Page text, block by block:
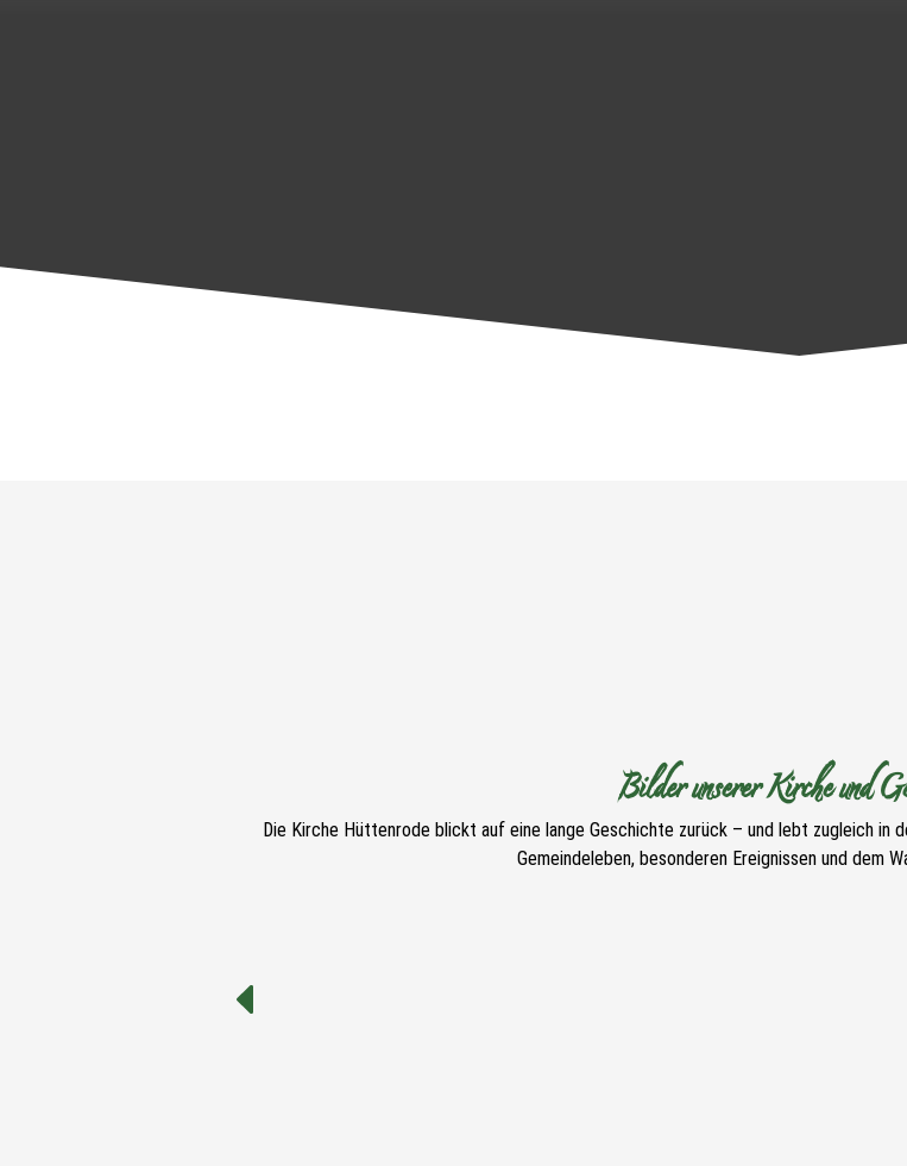
Bilder unserer Kirche und
Die Kirche Hüttenrode blickt auf eine lange Geschichte zurück – und lebt zugleich in
Gemeindeleben, besonderen Ereignissen und dem